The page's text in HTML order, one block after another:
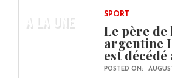
A LA UNE SPORT
Le père de
argentine
est décédé
POSTED ON: